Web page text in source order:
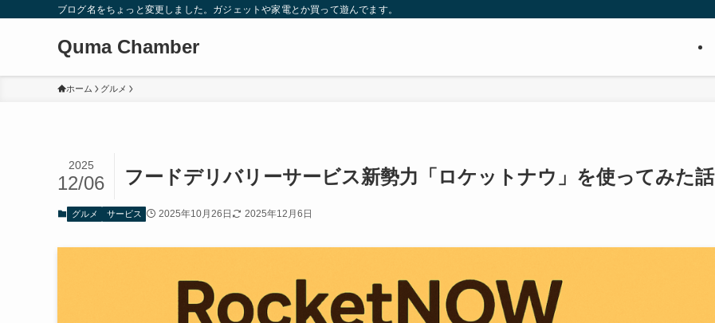
ブログ名をちょっと変更しました。ガジェットや家電とか買って遊んでます。
Quma Chamber
ホーム グルメ
フードデリバリーサービス新勢力「ロケットナウ」を使ってみた話
2025
12/06
グルメ サービス 2025年10月26日 2025年12月6日